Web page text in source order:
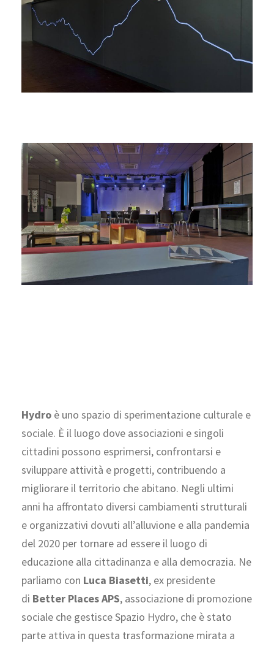
Hydro è uno spazio di sperimentazione culturale e
sociale. È il luogo dove associazioni e singoli
cittadini possono esprimersi, confrontarsi e
sviluppare attività e progetti, contribuendo a
migliorare il territorio che abitano. Negli ultimi
anni ha affrontato diversi cambiamenti strutturali
e organizzativi dovuti all’alluvione e alla pandemia
del 2020 per tornare ad essere il luogo di
educazione alla cittadinanza e alla democrazia. Ne
parliamo con Luca Biasetti, ex presidente
di Better Places APS, associazione di promozione
sociale che gestisce Spazio Hydro, che è stato
parte attiva in questa trasformazione mirata a